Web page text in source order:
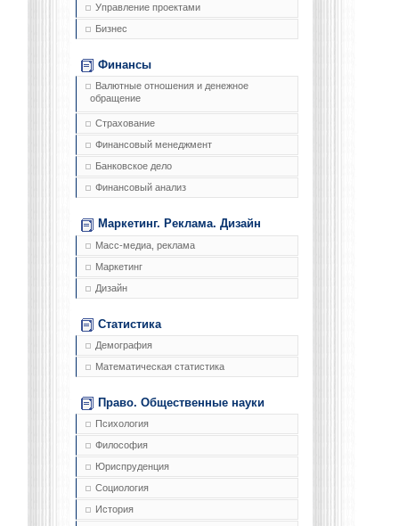
Управление проектами
Бизнес
Финансы
Валютные отношения и денежное
обращение
Страхование
Финансовый менеджмент
Банковское дело
Финансовый анализ
Маркетинг. Реклама. Дизайн
Масс-медиа, реклама
Маркетинг
Дизайн
Статистика
Демография
Математическая статистика
Право. Общественные науки
Психология
Философия
Юриспруденция
Социология
История